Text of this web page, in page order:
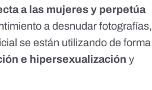
a las mujeres y perpetúa
a desnudar fotografías,
se están utilizando de forma
e hipersexualizacióny